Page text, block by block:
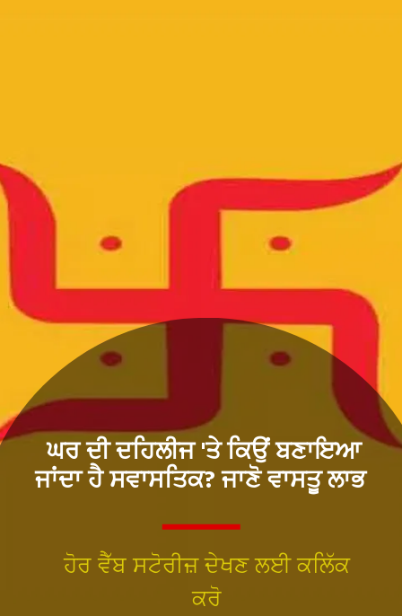
ਹੋਰ ਵੈੱਬ ਸਟੋਰੀਜ਼ ਦੇਖਣ ਲਈ ਕਲਿੱਕ
ਕਰੋ
ਘਰ ਦੀ ਦਹਿਲੀਜ 'ਤੇ ਕਿਉਂ ਬਣਾਇਆ
ਜਾਂਦਾ ਹੈ ਸਵਾਸਤਿਕ? ਜਾਣੋ ਵਾਸਤੂ ਲਾਭ